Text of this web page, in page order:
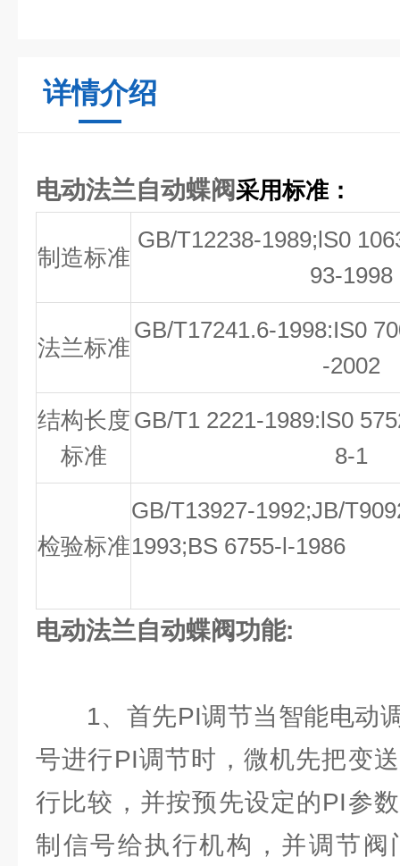
详情介绍
电动法兰自动蝶阀采用标准：
制造标准
GB/T12238-1989;lS0
93-1998
法兰标准
GB/T17241.6-1998:IS0
-2002
结构长度
标准
GB/T1 2221-1989:lS0
8-1
检验标准
GB/T13927-1992;JB/
1993;BS 6755-l-1986
电动法兰自动蝶阀功能:
1、首先PI调节当智能电动
号进行PI调节时，微机先把变
行比较，并按预先设定的PI参
制信号给执行机构，并调节阀